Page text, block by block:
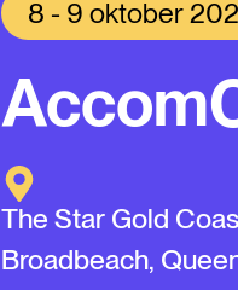
8 - 9 oktober
The Star Gold
Broadbeach,